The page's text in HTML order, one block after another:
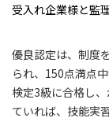
受入れ企業様と監
優良認定は、制度
られ、150点満点
検定3級に合格し
ていれば、技能実